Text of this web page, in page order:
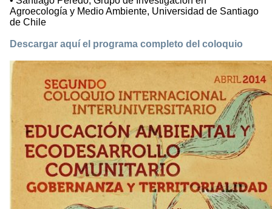
Agroecología y Medio Ambiente, Universidad de Santiago
de Chile
Descargar aquí el programa completo del coloquio